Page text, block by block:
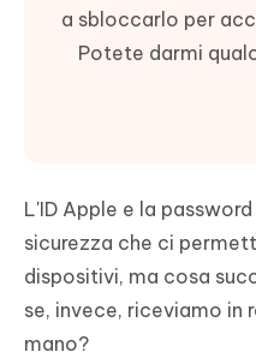
a sbloccarlo per
Potete darmi
L'ID Apple e la
sicurezza che ci
dispositivi, ma cosa
se, invece, riceviamo in
mano?